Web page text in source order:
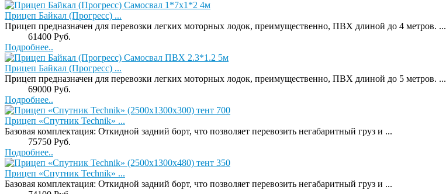
Прицеп Байкал (Прогресс) ...
Прицеп предназначен для перевозки легких моторных лодок, преимущественно, ПВХ длиной до 4 метров. ...
61400 Руб.
Подробнее..
Прицеп Байкал (Прогресс) ...
Прицеп предназначен для перевозки легких моторных лодок, преимущественно, ПВХ длиной до 5 метров. ...
69000 Руб.
Подробнее..
Прицеп «Спутник Technik» ...
Базовая комплектация: Откидной задний борт, что позволяет перевозить негабаритный груз и ...
75750 Руб.
Подробнее..
Прицеп «Спутник Technik» ...
Базовая комплектация: Откидной задний борт, что позволяет перевозить негабаритный груз и ...